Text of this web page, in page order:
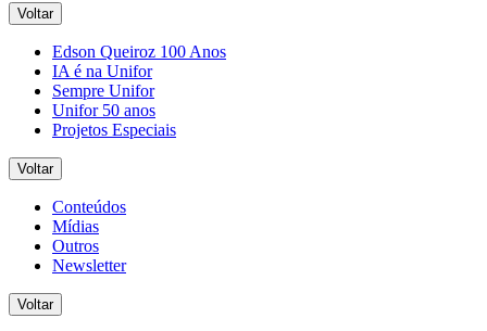
Voltar
Edson Queiroz 100 Anos
IA é na Unifor
Sempre Unifor
Unifor 50 anos
Projetos Especiais
Voltar
Conteúdos
Mídias
Outros
Newsletter
Voltar